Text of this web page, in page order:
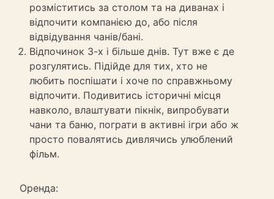
розміститись за столом та на диванах і
відпочити компанією до, або після
відвідування чанів/бані.
Відпочинок 3-х і більше днів. Тут вже є де
розгулятись. Підійде для тих, хто не
любить поспішати і хоче по справжньому
відпочити. Подивитись історичні місця
навколо, влаштувати пікнік, випробувати
чани та баню, пограти в активні ігри або ж
просто повалятись дивлячись улюблений
фільм.
Оренда: